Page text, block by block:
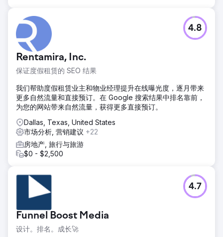
Rentamira, Inc.
保证度假租赁的 SEO 结果
4.8
我们帮助度假租赁业主和物业经理提升在线曝光度，逐月带来
更多自然流量和直接预订。在 Google 搜索结果中排名靠前，
为您的网站带来自然流量，获得更多直接预订。
Dallas, Texas, United States
市场分析, 营销建议 +22
房地产, 旅行与旅游
$0 - $2,500
Funnel Boost Media
设计。排名。成长🚀
4.7